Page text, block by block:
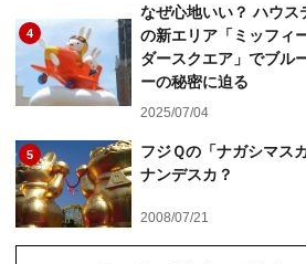
4
なぜ心地いい？ ハウス
の新エリア「ミッフィ
ダースクエア」でブル
ーの秘密に迫る
2025/07/04
5
フジＱの「ナガシマス
ナンデスカ？
2008/07/21